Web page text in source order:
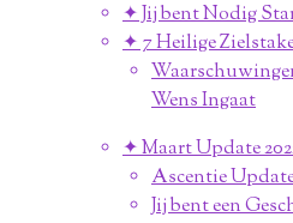
✦ Jij bent Nodig
✦ 7 Heilige
Wens Ingaat
✦ Maart Update
Ascentie
Jij bent een